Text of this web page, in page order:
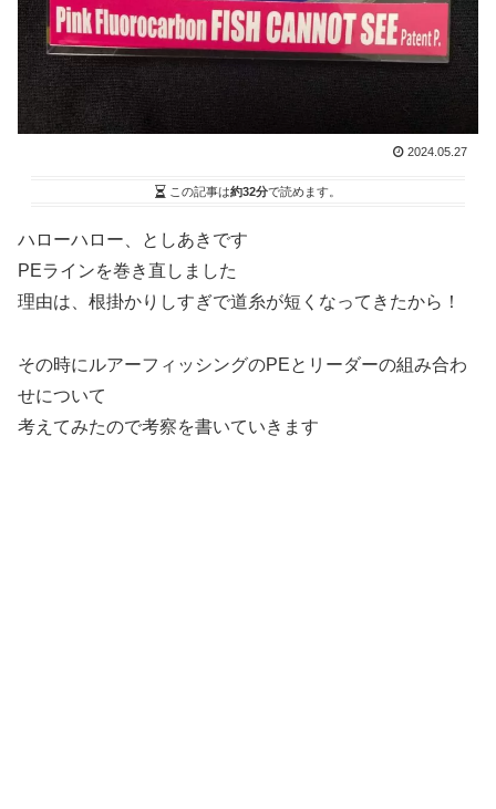
2024.05.27
この記事は約32分で読めます。
ハローハロー、としあきです
PEラインを巻き直しました
理由は、根掛かりしすぎで道糸が短くなってきたから！
その時にルアーフィッシングのPEとリーダーの組み合わ
せについて
考えてみたので考察を書いていきます